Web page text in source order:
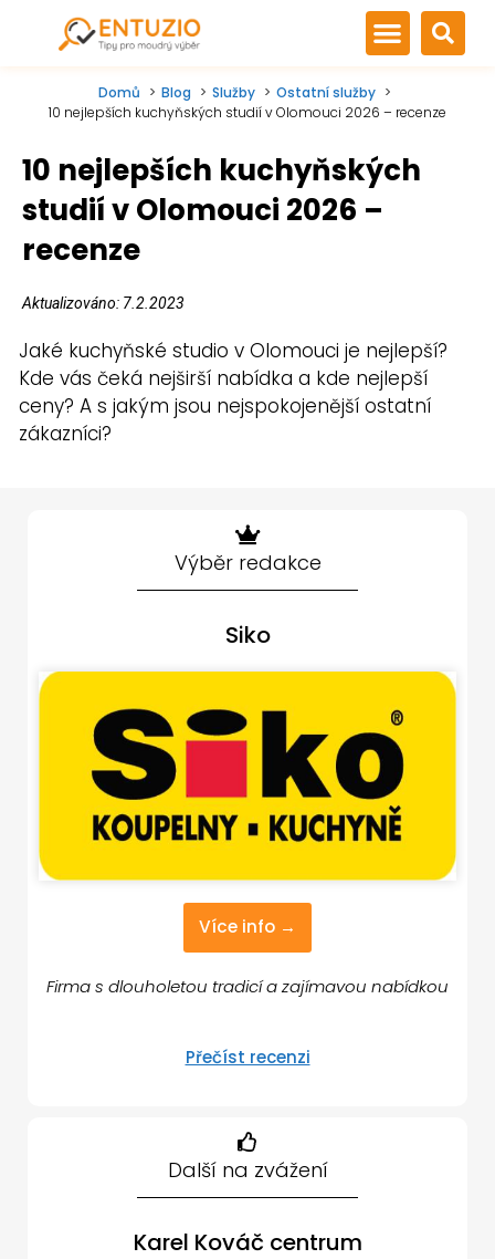
Domů Blog Služby
Ostatní služby
10 nejlepších kuchyňských studií v Olomouci 2026 –⁠ recenze
10 nejlepších kuchyňských
studií v Olomouci 2026 –⁠
recenze
Aktualizováno: 7.2.2023
Jaké kuchyňské studio v Olomouci je nejlepší?
Kde vás čeká nejširší nabídka a kde nejlepší
ceny? A s jakým jsou nejspokojenější ostatní
zákazníci?
Výběr redakce
Siko
Více info →
Firma s dlouholetou tradicí a zajímavou nabídkou
Přečíst recenzi
Další na zvážení
Karel Kováč centrum